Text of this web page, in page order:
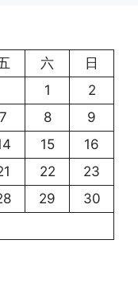
六
日
1
2
7 8
9
15
16
22
23
29
30